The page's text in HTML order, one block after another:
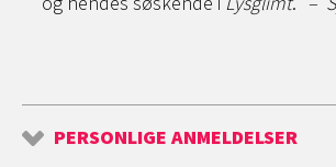
PERSONLIGE ANMELDELSER